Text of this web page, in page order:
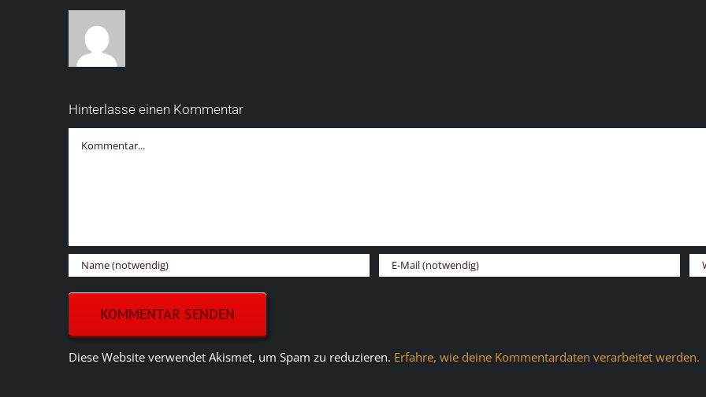
Hinterlasse einen Kommentar
Diese Website verwendet Akismet, um Spam zu reduzieren. Erfahre, wie deine Kommentardaten verarbeitet werden.